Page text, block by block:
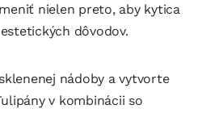
nielen preto, aby kytica
dôvodov.
nádoby a vytvorte
v kombinácii so